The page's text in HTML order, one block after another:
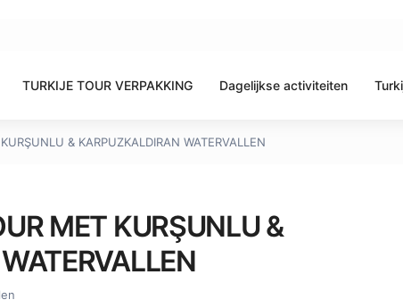
TURKIJE TOUR VERPAKKING Dagelijkse activiteiten
& KARPUZKALDIRAN WATERVALLEN
MET KURŞUNLU &